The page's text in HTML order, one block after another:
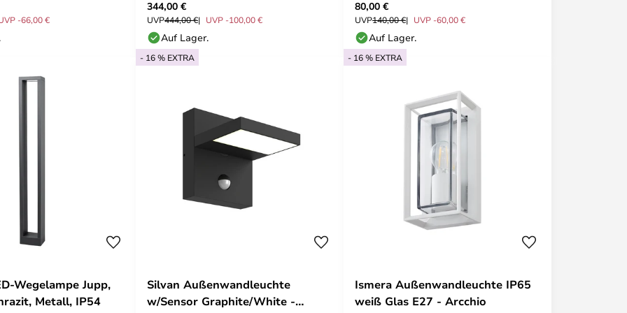
-66,00 €
344,00 €
UVP444,00 € UVP -100,00 €
Auf Lager.
38 cm - Lucande
80,00 €
UVP140,00 € UVP -60,00 €
Auf Lager.
Wegelampe Jupp,
Metall, IP54
- 16 % EXTRA
Silvan Außenwandleuchte
w/Sensor Graphite/White -
- 16 % EXTRA
Ismera Außenwandleuchte IP65
weiß Glas E27 - Arcchio